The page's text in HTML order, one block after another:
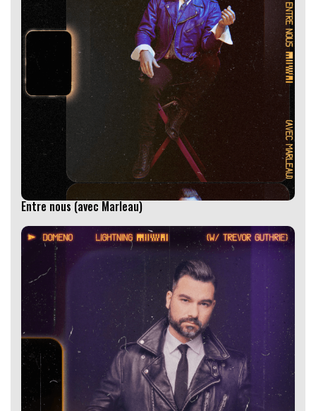
Entre nous (avec Marleau)